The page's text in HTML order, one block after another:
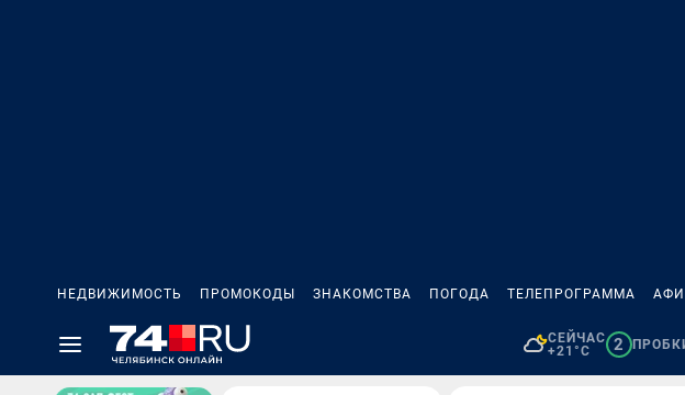
НЕДВИЖИМОСТЬ ПРОМОКОДЫ ЗНАКОМСТВА ПОГОДА ТЕЛЕПРОГРАММА
СЕЙЧАС
+21°C
2